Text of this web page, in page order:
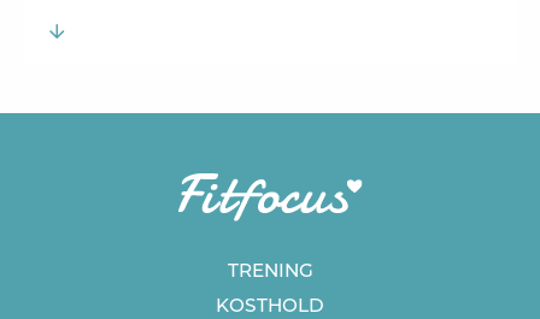
TRENING
KOSTHOLD